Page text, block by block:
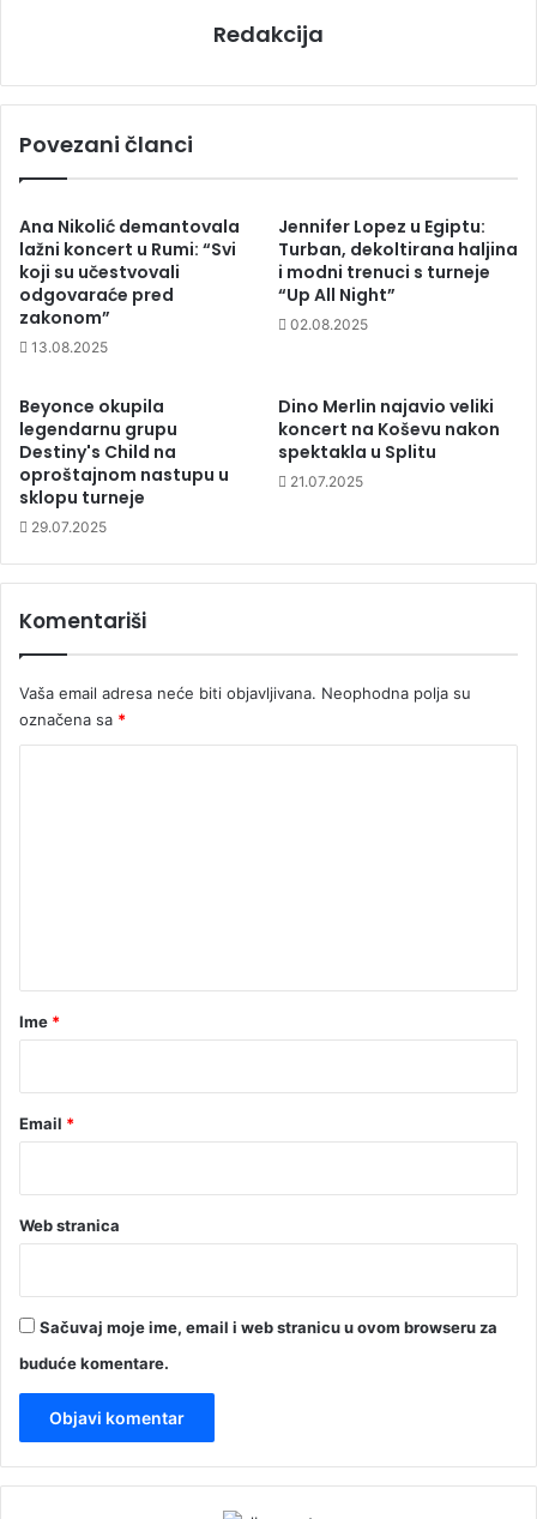
Redakcija
Povezani članci
Ana Nikolić demantovala
lažni koncert u Rumi: “Svi
koji su učestvovali
odgovaraće pred
zakonom”
13.08.2025
Jennifer Lopez u Egiptu:
Turban, dekoltirana haljina
i modni trenuci s turneje
“Up All Night”
02.08.2025
Beyonce okupila
legendarnu grupu
Destiny's Child na
oproštajnom nastupu u
sklopu turneje
29.07.2025
Dino Merlin najavio veliki
koncert na Koševu nakon
spektakla u Splitu
21.07.2025
Komentariši
Vaša email adresa neće biti objavljivana. Neophodna polja su
označena sa *
rIme *
Email *
Web stranica
Sačuvaj moje ime, email i web stranicu u ovom browseru za
buduće komentare.